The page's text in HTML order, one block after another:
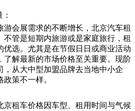
游会展需求的不断增长，北京汽车租
不管是短期内旅游或是家庭旅行，租
优选。尤其是在节假日日或商业活动
了解最新的市场价格至关重要。现阶
，从大中型加盟品牌去当地中小企
策不一样。
京租车价格因车型、租用时间与气候